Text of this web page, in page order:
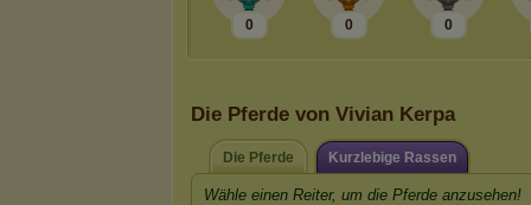
0 0 0
Die Pferde von Vivian Kerpa
Die Pferde Kurzlebige Rassen
Wähle einen Reiter, um die Pferde anzusehen!